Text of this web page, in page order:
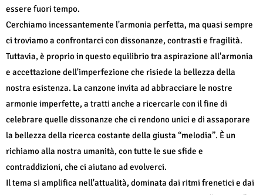
essere fuori tempo.
Cerchiamo incessantemente l'armonia perfetta, ma quasi sempre
ci troviamo a confrontarci con dissonanze, contrasti e fragilità.
Tuttavia, è proprio in questo equilibrio tra aspirazione all'armonia
e accettazione dell'imperfezione che risiede la bellezza della
nostra esistenza. La canzone invita ad abbracciare le nostre
armonie imperfette, a tratti anche a ricercarle con il fine di
celebrare quelle dissonanze che ci rendono unici e di assaporare
la bellezza della ricerca costante della giusta “melodia”. È un
richiamo alla nostra umanità, con tutte le sue sfide e
contraddizioni, che ci aiutano ad evolverci.
Il tema si amplifica nell'attualità, dominata dai ritmi frenetici e dai